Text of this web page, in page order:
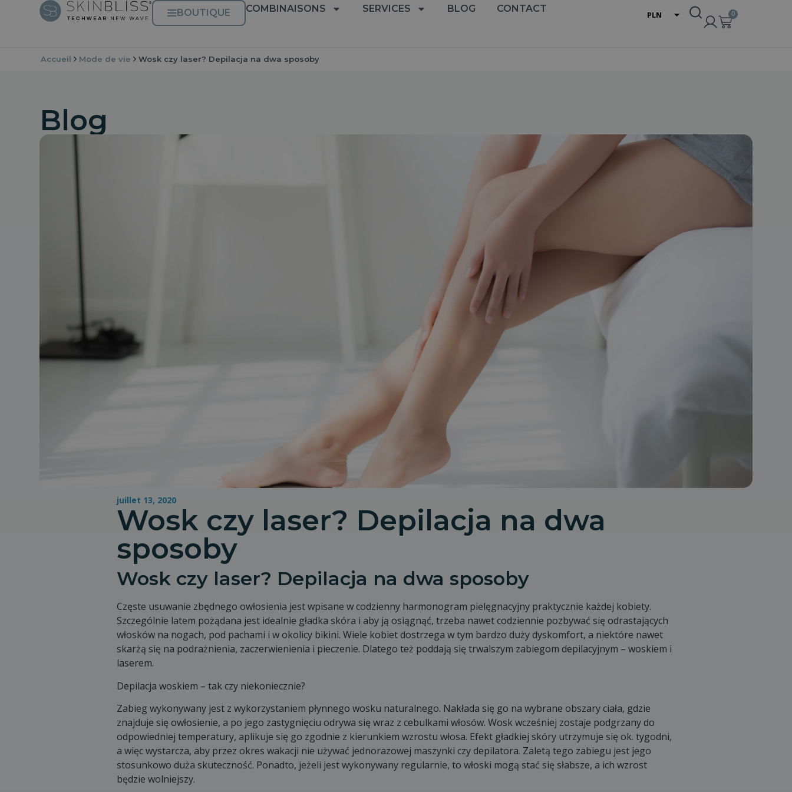
BOUTIQUE COMBINAISONS SERVICES BLOG CONTACT
PLN
0
Accueil Mode de vie Wosk czy laser? Depilacja na dwa sposoby
Blog
juillet 13, 2020
Wosk czy laser? Depilacja na dwa
sposoby
Wosk czy laser? Depilacja na dwa sposoby
Częste usuwanie zbędnego owłosienia jest wpisane w codzienny harmonogram pielęgnacyjny praktycznie każdej kobiety.
Szczególnie latem pożądana jest idealnie gładka skóra i aby ją osiągnąć, trzeba nawet codziennie pozbywać się odrastających
włosków na nogach, pod pachami i w okolicy bikini. Wiele kobiet dostrzega w tym bardzo duży dyskomfort, a niektóre nawet
skarżą się na podrażnienia, zaczerwienienia i pieczenie. Dlatego też poddają się trwalszym zabiegom depilacyjnym – woskiem i
laserem.
Depilacja woskiem – tak czy niekoniecznie?
Zabieg wykonywany jest z wykorzystaniem płynnego wosku naturalnego. Nakłada się go na wybrane obszary ciała, gdzie
znajduje się owłosienie, a po jego zastygnięciu odrywa się wraz z cebulkami włosów. Wosk wcześniej zostaje podgrzany do
odpowiedniej temperatury, aplikuje się go zgodnie z kierunkiem wzrostu włosa. Efekt gładkiej skóry utrzymuje się ok. tygodni,
a więc wystarcza, aby przez okres wakacji nie używać jednorazowej maszynki czy depilatora. Zaletą tego zabiegu jest jego
stosunkowo duża skuteczność. Ponadto, jeżeli jest wykonywany regularnie, to włoski mogą stać się słabsze, a ich wzrost
będzie wolniejszy.